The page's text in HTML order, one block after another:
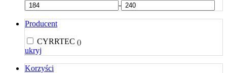
-
Producent
CYRRTEC ()
ukryj
Korzyści